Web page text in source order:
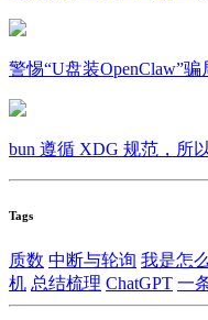
警惕“U盘装OpenClaw”
bun 遵循 XDG 规范，所
Tags
质数 中断与轮询 我是怎
机 总结梳理 ChatGPT 一